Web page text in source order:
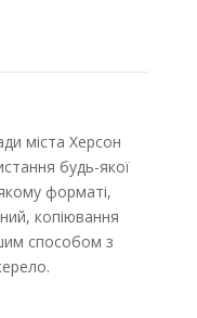
міста Херсон
будь-якої
форматі,
копіювання
способом з